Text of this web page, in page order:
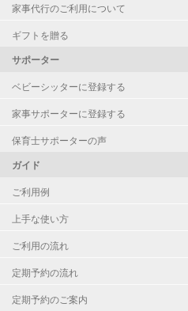
家事代行のご利用について
ギフトを贈る
サポーター
ベビーシッターに登録する
家事サポーターに登録する
保育士サポーターの声
ガイド
ご利用例
上手な使い方
ご利用の流れ
定期予約の流れ
定期予約のご案内